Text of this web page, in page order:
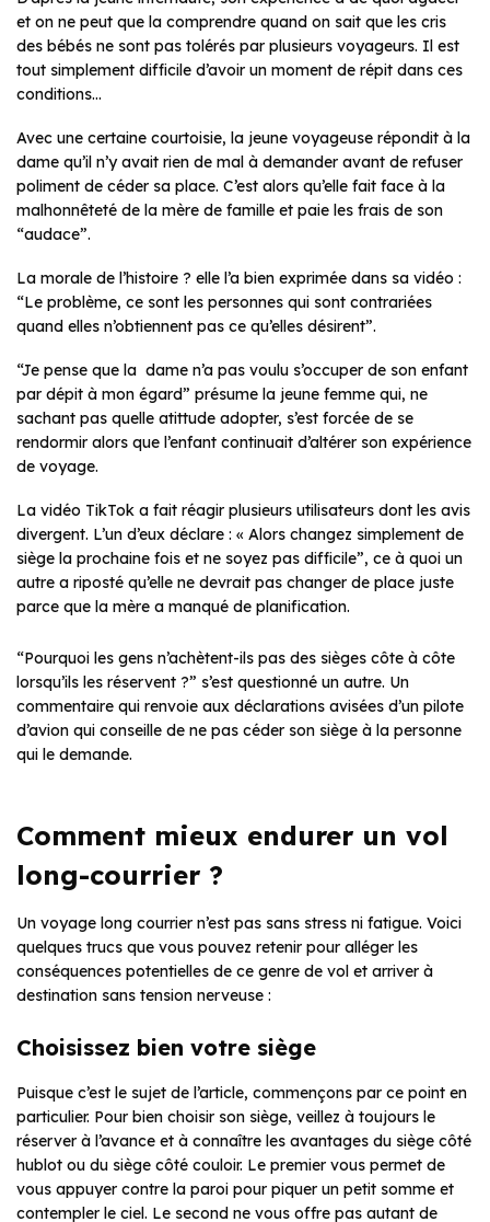
et on ne peut que la comprendre quand on sait que les cris
des bébés ne sont pas tolérés par plusieurs voyageurs. Il est
tout simplement difficile d’avoir un moment de répit dans ces
conditions…
Avec une certaine courtoisie, la jeune voyageuse répondit à la
dame qu’il n’y avait rien de mal à demander avant de refuser
poliment de céder sa place. C’est alors qu’elle fait face à la
malhonnêteté de la mère de famille et paie les frais de son
“audace”.
La morale de l’histoire ? elle l’a bien exprimée dans sa vidéo :
“Le problème, ce sont les personnes qui sont contrariées
quand elles n’obtiennent pas ce qu’elles désirent”.
“Je pense que la dame n’a pas voulu s’occuper de son enfant
par dépit à mon égard” présume la jeune femme qui, ne
sachant pas quelle atittude adopter, s’est forcée de se
rendormir alors que l’enfant continuait d’altérer son expérience
de voyage.
La vidéo TikTok a fait réagir plusieurs utilisateurs dont les avis
divergent. L’un d’eux déclare : « Alors changez simplement de
siège la prochaine fois et ne soyez pas difficile”, ce à quoi un
autre a riposté qu’elle ne devrait pas changer de place juste
parce que la mère a manqué de planification.
“Pourquoi les gens n’achètent-ils pas des sièges côte à côte
lorsqu’ils les réservent ?” s’est questionné un autre. Un
commentaire qui renvoie aux déclarations avisées d’un pilote
d’avion qui conseille de ne pas céder son siège à la personne
qui le demande.
Comment mieux endurer un vol
long-courrier ?
Un voyage long courrier n’est pas sans stress ni fatigue. Voici
quelques trucs que vous pouvez retenir pour alléger les
conséquences potentielles de ce genre de vol et arriver à
destination sans tension nerveuse :
Choisissez bien votre siège
Puisque c’est le sujet de l’article, commençons par ce point en
particulier. Pour bien choisir son siège, veillez à toujours le
réserver à l’avance et à connaître les avantages du siège côté
hublot ou du siège côté couloir. Le premier vous permet de
vous appuyer contre la paroi pour piquer un petit somme et
contempler le ciel. Le second ne vous offre pas autant de